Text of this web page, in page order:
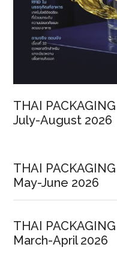
THAI
July-August 2026
THAI
May-June 2026
THAI
March-April 2026